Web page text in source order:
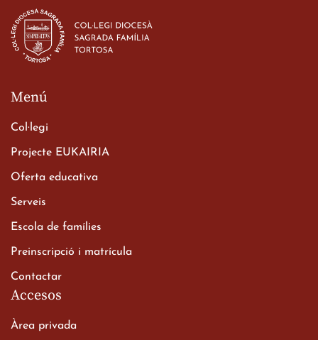
d’ESO-BSD a Irlanda
23 de març de 2026
Xerrada del Sr. Bisbe als
Batxillerat
Menú
Col·legi
Projecte EUKAIRIA
Oferta educativa
Serveis
Escola de famílies
Preinscripció i matrícula
Contactar
Accesos
Àrea privada